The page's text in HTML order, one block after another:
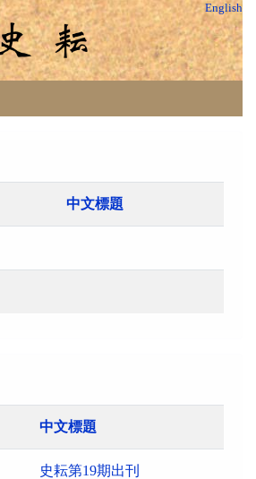
English
中文標題
中文標題
史耘第19期出刊